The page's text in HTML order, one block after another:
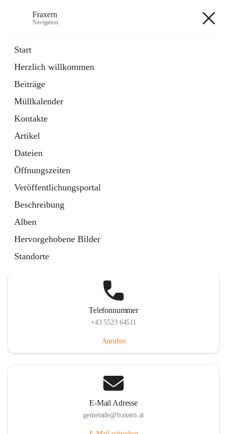
Fraxern
Navigation
Start
Herzlich willkommen
Beiträge
Müllkalender
Kontakte
Artikel
Dateien
Öffnungszeiten
Veröffentlichungsportal
Beschreibung
Alben
Hervorgehobene Bilder
Standorte
Ordner
in
Tab
Formulare
Artikel
öffnet
in
neuem
Tab
Telefonnummer
+43 5523 64511
Anrufen
E-Mail Adresse
gemeinde@fraxern.at